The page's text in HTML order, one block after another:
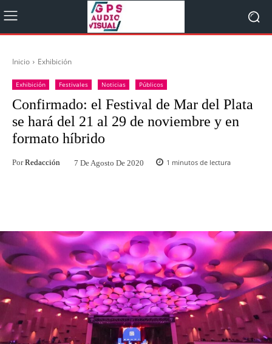
Inicio Exhibición
Exhibición Festivales Noticias Públicos
Confirmado: el Festival de Mar del Plata
se hará del 21 al 29 de noviembre y en
formato híbrido
Por Redacción 7 De Agosto De 2020 1 minutos de lectura